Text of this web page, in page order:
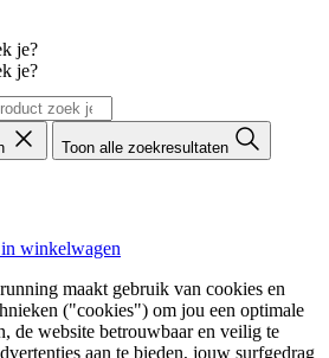
je?
je?
Toon alle zoekresultaten
winkelwagen
maakt gebruik van cookies en
("cookies") om jou een optimale
de website betrouwbaar en veilig te
aan te bieden, jouw surfgedrag